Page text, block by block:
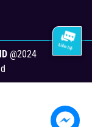
@2024